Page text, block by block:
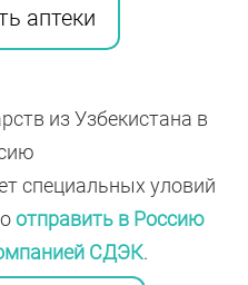
аптеки
специальных уловий
отправить в Россию
СДЭК.